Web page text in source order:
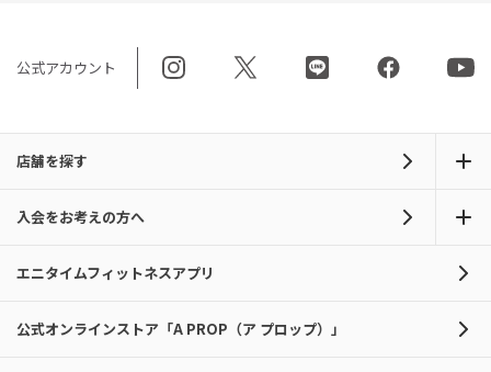
公式アカウント
店舗を探す
入会をお考えの方へ
エニタイムフィットネスアプリ
公式オンラインストア「A PROP（ア プロップ）」